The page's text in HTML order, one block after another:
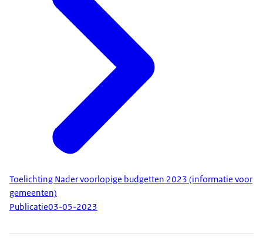
Toelichting Nader voorlopige budgetten 2023 (informatie voor
gemeenten)
Publicatie03-05-2023